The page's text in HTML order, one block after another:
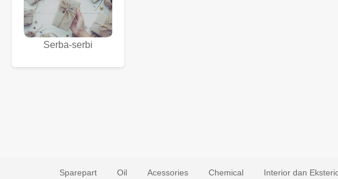
Serba-serbi
Sparepart Oil Acessories Chemical Interior dan